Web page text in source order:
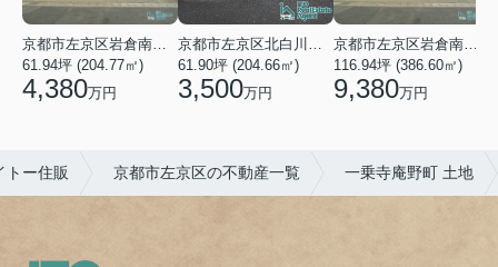
61.94坪 (204.77㎡)
4,380万円
61.90坪 (204.66㎡)
3,500万円
116.94坪 (386.60㎡)
9,380万円
トー住販 京都市左京区の不動産一覧 一乗寺庵野町 土地